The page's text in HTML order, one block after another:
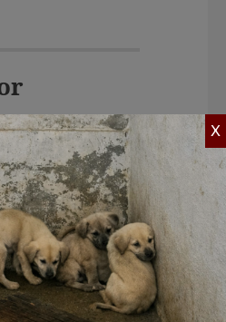
onlangs wederom
donatie van
City of Dogs. Veel
onlangs door
gebracht.
steun van onze
House of Animals
X